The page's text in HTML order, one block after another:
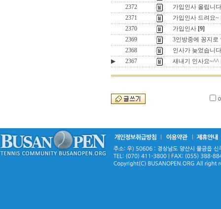
2372
가입인사 올립니
2371
가입인사 드려요~
2370
가입인사 [9]
2369
3인방중에 꽁지로
2368
인사가 늦었습니다
▶
2367 새내기 인사요~^^